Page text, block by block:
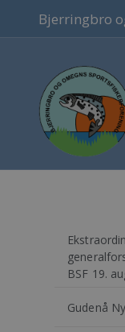
Bjerringbro
BSF 19.
Gudenå